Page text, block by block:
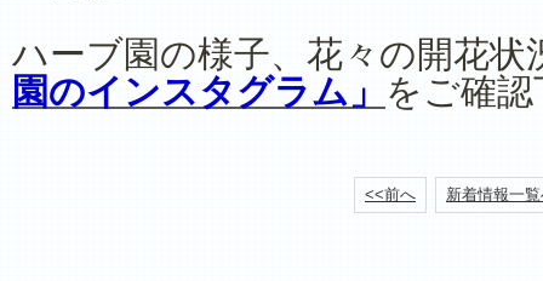
ハーブ園の様子、花々の開花状
園のインスタグラム」 をご確
<<前へ 新着情報一